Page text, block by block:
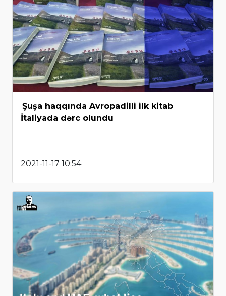
Şuşa haqqında Avropadilli ilk kitab
İtaliyada dərc olundu
2021-11-17 10:54